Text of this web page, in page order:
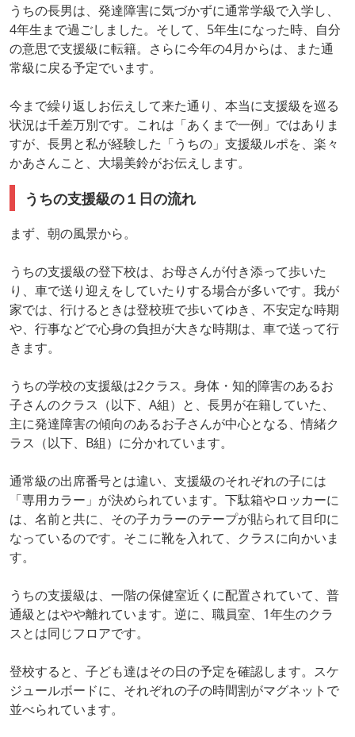
うちの長男は、発達障害に気づかずに通常学級で入学し、
4年生まで過ごしました。そして、5年生になった時、自分
の意思で支援級に転籍。さらに今年の4月からは、また通
常級に戻る予定でいます。
今まで繰り返しお伝えして来た通り、本当に支援級を巡る
状況は千差万別です。これは「あくまで一例」ではありま
すが、長男と私が経験した「うちの」支援級ルポを、楽々
かあさんこと、大場美鈴がお伝えします。
うちの支援級の１日の流れ
まず、朝の風景から。
うちの支援級の登下校は、お母さんが付き添って歩いた
り、車で送り迎えをしていたりする場合が多いです。我が
家では、行けるときは登校班で歩いてゆき、不安定な時期
や、行事などで心身の負担が大きな時期は、車で送って行
きます。
うちの学校の支援級は2クラス。身体・知的障害のあるお
子さんのクラス（以下、A組）と、長男が在籍していた、
主に発達障害の傾向のあるお子さんが中心となる、情緒ク
ラス（以下、B組）に分かれています。
通常級の出席番号とは違い、支援級のそれぞれの子には
「専用カラー」が決められています。下駄箱やロッカーに
は、名前と共に、その子カラーのテープが貼られて目印に
なっているのです。そこに靴を入れて、クラスに向かいま
す。
うちの支援級は、一階の保健室近くに配置されていて、普
通級とはやや離れています。逆に、職員室、1年生のクラ
スとは同じフロアです。
登校すると、子ども達はその日の予定を確認します。スケ
ジュールボードに、それぞれの子の時間割がマグネットで
並べられています。